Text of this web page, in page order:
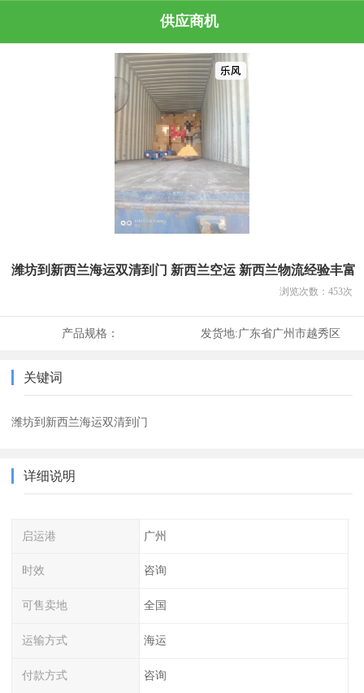
供应商机
潍坊到新西兰海运双清到门 新西兰空运 新西兰物流经验丰富
浏览次数： 453次
产品规格： 发货地:广东省广州市越秀区
关键词
潍坊到新西兰海运双清到门
详细说明
启运港 广州
时效 咨询
可售卖地 全国
运输方式 海运
付款方式 咨询